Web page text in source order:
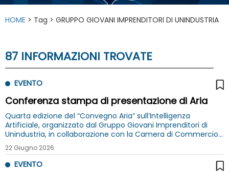
HOME > Tag > GRUPPO GIOVANI IMPRENDITORI DI UNINDUSTRIA
87 INFORMAZIONI TROVATE
EVENTO
Conferenza stampa di presentazione di Aria
Quarta edizione del “Convegno Aria” sull’Intelligenza
Artificiale, organizzato dal Gruppo Giovani Imprenditori di
Unindustria, in collaborazione con la Camera di Commercio
di Frosinone Latina
22 Giugno 2026
EVENTO